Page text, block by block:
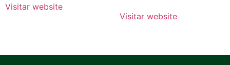
Visitar website
Visitar website